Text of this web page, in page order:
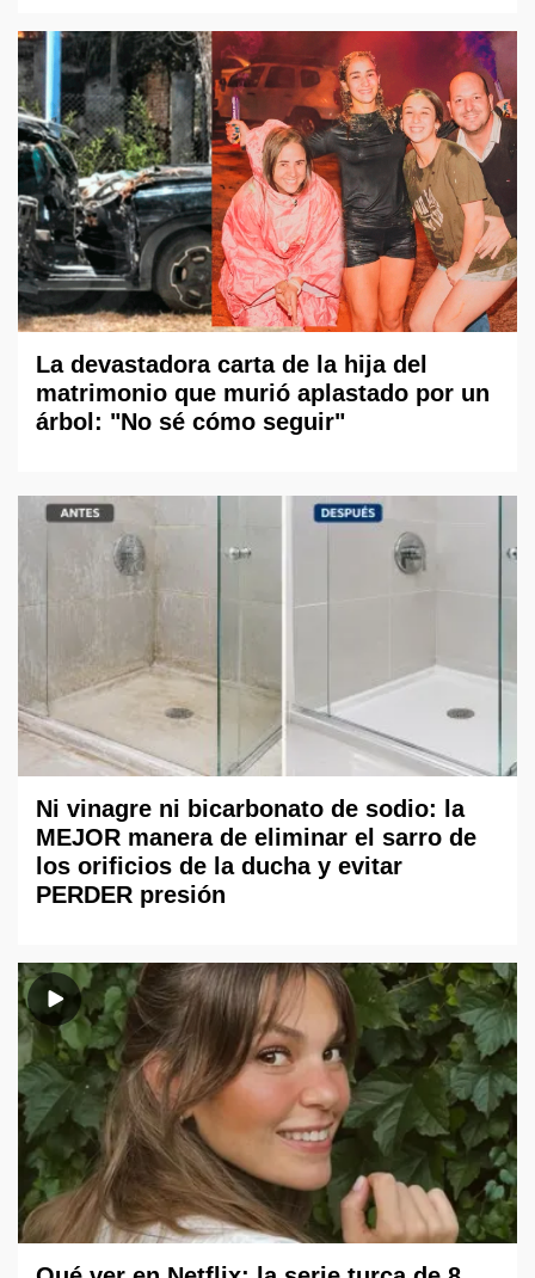
La devastadora carta de la hija del
matrimonio que murió aplastado por un
árbol: "No sé cómo seguir"
Ni vinagre ni bicarbonato de sodio: la
MEJOR manera de eliminar el sarro de
los orificios de la ducha y evitar
PERDER presión